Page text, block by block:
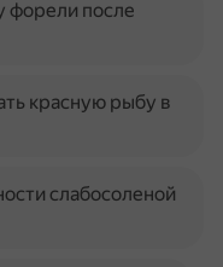
форели после
красную рыбу в
слабосоленой